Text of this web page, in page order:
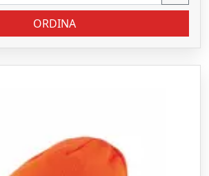
ORDINA